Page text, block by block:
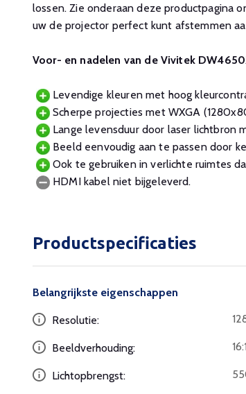
lossen. Zie onderaan deze productpagina
uw de projector perfect kunt afstemmen
Voor- en nadelen van de Vivitek
Levendige kleuren met hoog
Scherpe projecties met WXGA
Lange levensduur door laser lichtbron
Beeld eenvoudig aan te passen door
Ook te gebruiken in verlichte ruimtes
HDMI kabel niet bijgeleverd.
Productspecificaties
Belangrijkste eigenschappen
Resolutie:
Beeldverhouding:
Lichtopbrengst: